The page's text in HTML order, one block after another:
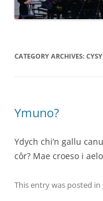
CATEGORY ARCHIVES:
Ymuno?
Ydych chi’n gallu
côr? Mae croeso i
This entry was posted in